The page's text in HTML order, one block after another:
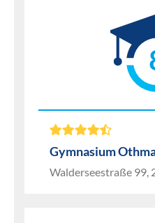
Gymnasium
Walderseestraße 99,